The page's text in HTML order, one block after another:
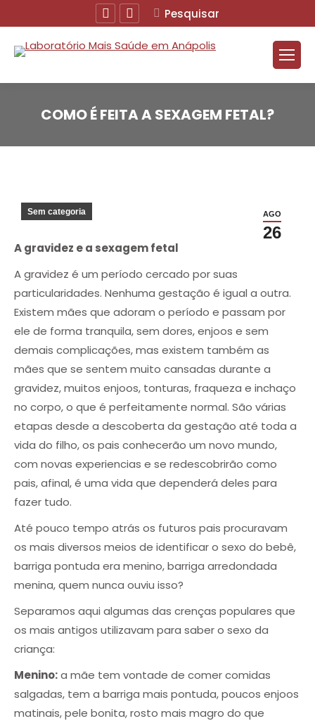
FacebookInstagramBuscar
Pesquisar
COMO É FEITA A SEXAGEM FETAL?
AGO
26
Sem categoria
A gravidez e a sexagem fetal
A gravidez é um período cercado por suas
particularidades. Nenhuma gestação é igual a outra.
Existem mães que adoram o período e passam por
ele de forma tranquila, sem dores, enjoos e sem
demais complicações, mas existem também as
mães que se sentem muito cansadas durante a
gravidez, muitos enjoos, tonturas, fraqueza e inchaço
no corpo, o que é perfeitamente normal. São várias
etapas desde a descoberta da gestação até toda a
vida do filho, os pais conhecerão um novo mundo,
com novas experiencias e se redescobrirão como
pais, afinal, é uma vida que dependerá deles para
fazer tudo.
Até pouco tempo atrás os futuros pais procuravam
os mais diversos meios de identificar o sexo do bebê,
barriga pontuda era menino, barriga arredondada
menina, quem nunca ouviu isso?
Separamos aqui algumas das crenças populares que
os mais antigos utilizavam para saber o sexo da
criança:
Menino:a mãe tem vontade de comer comidas
salgadas, tem a barriga mais pontuda, poucos enjoos
matinais, pele bonita, rosto mais magro do que